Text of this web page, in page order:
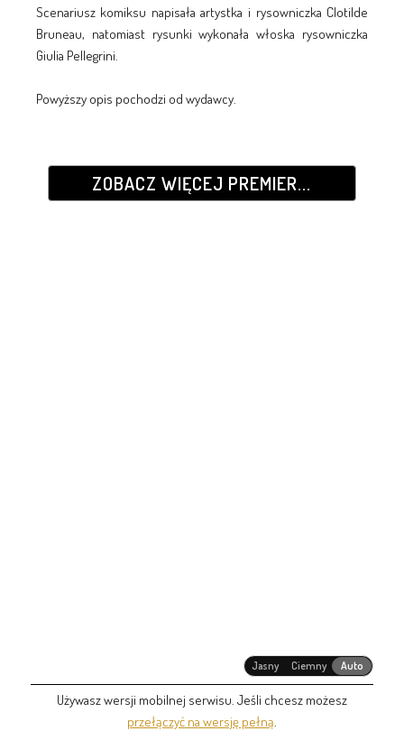
Scenariusz komiksu napisała artystka i rysowniczka Clotilde
Bruneau, natomiast rysunki wykonała włoska rysowniczka
Giulia Pellegrini.
Powyższy opis pochodzi od wydawcy.
ZOBACZ WIĘCEJ PREMIER...
Jasny Ciemny Auto
Używasz wersji mobilnej serwisu. Jeśli chcesz możesz
przełączyć na wersję pełną